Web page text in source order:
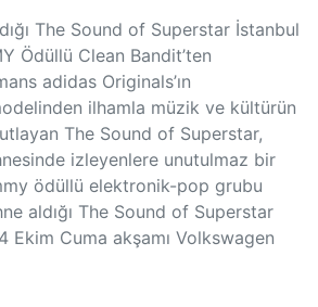
The Sound of Superstar İstanbul
Ödüllü Clean Bandit’ten
adidas Originals’ın
ilhamla müzik ve kültürün
The Sound of Superstar,
izleyenlere unutulmaz bir
ödüllü elektronik-pop grubu
aldığı The Sound of Superstar
Ekim Cuma akşamı Volkswagen